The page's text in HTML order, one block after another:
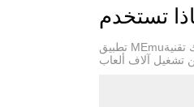
تطبيق MEmuهو افضل محاكى اندرويد مجانى وبالفعل 50 مليون شخص يستمتعون حاليا بتجربه اللعب عليه. تمكّنك تقنية MEmu